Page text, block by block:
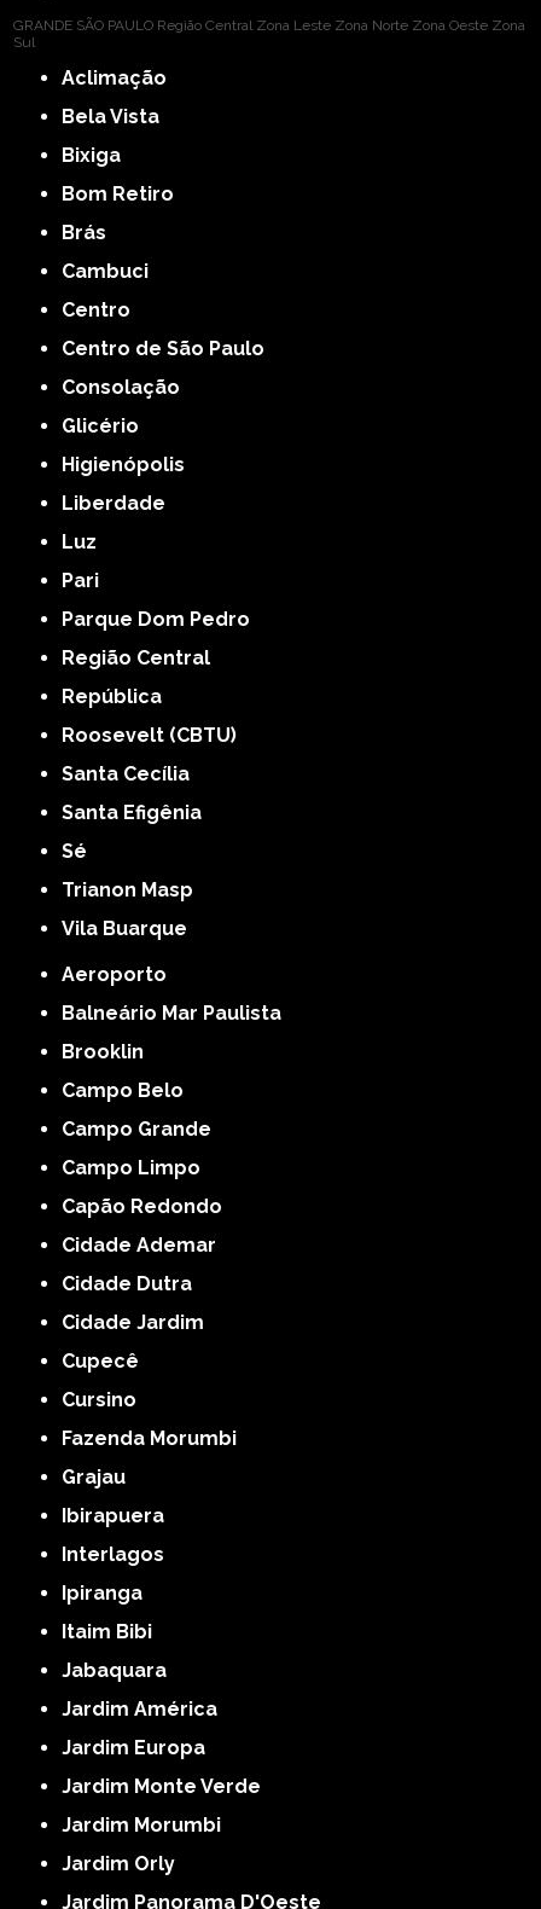
GRANDE SÃO PAULO Região Central Zona Leste Zona Norte Zona Oeste Zona
Sul
Aclimação
Bela Vista
Bixiga
Bom Retiro
Brás
Cambuci
Centro
Centro de São Paulo
Consolação
Glicério
Higienópolis
Liberdade
Luz
Pari
Parque Dom Pedro
Região Central
República
Roosevelt (CBTU)
Santa Cecília
Santa Efigênia
Sé
Trianon Masp
Vila Buarque
Aeroporto
Balneário Mar Paulista
Brooklin
Campo Belo
Campo Grande
Campo Limpo
Capão Redondo
Cidade Ademar
Cidade Dutra
Cidade Jardim
Cupecê
Cursino
Fazenda Morumbi
Grajau
Ibirapuera
Interlagos
Ipiranga
Itaim Bibi
Jabaquara
Jardim América
Jardim Europa
Jardim Monte Verde
Jardim Morumbi
Jardim Orly
Jardim Panorama D'Oeste